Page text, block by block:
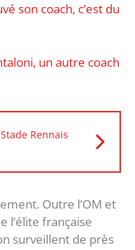
son coach, c’est du
un autre coach
Rennais
Outre l’OM et
l’élite française
surveillent de près